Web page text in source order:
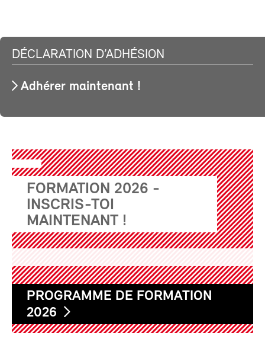
DÉCLARATION D’ADHÉSION
Adhérer maintenant !
FORMATION 2026 -
INSCRIS-TOI
MAINTENANT !
PROGRAMME DE FORMATION
2026